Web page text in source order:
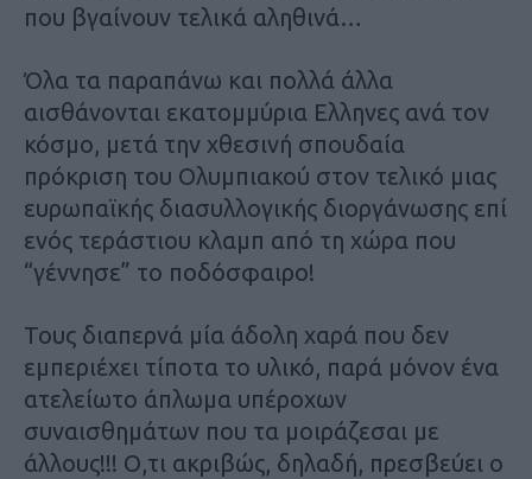
που βγαίνουν τελικά αληθινά…
Όλα τα παραπάνω και πολλά άλλα
αισθάνονται εκατομμύρια Ελληνες ανά τον
κόσμο, μετά την χθεσινή σπουδαία
πρόκριση του Ολυμπιακού στον τελικό μιας
ευρωπαϊκής διασυλλογικής διοργάνωσης επί
ενός τεράστιου κλαμπ από τη χώρα που
“γέννησε” το ποδόσφαιρο!
Τους διαπερνά μία άδολη χαρά που δεν
εμπεριέχει τίποτα το υλικό, παρά μόνον ένα
ατελείωτο άπλωμα υπέροχων
συναισθημάτων που τα μοιράζεσαι με
άλλους!!! Ο,τι ακριβώς, δηλαδή, πρεσβεύει ο